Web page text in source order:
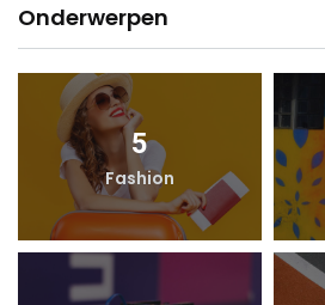
Onderwerpen
5
Fashion